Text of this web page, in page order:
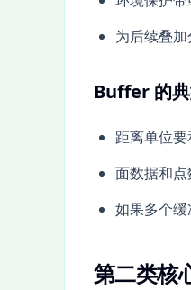
为后续叠加
Buffer 的
距离单位要
面数据和点
如果多个缓
第二类核